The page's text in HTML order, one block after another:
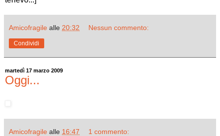
Amicofragile alle 20:32 Nessun commento:
Condividi
martedì 17 marzo 2009
Oggi...
Amicofragile alle 16:47 1 commento: